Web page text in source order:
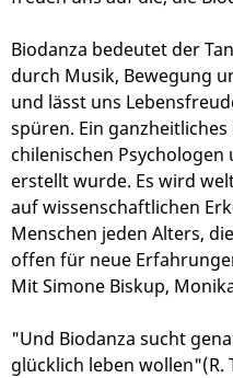
Biodanza bedeutet der
durch Musik, Bewegung
und lässt uns
spüren. Ein
chilenischen
erstellt wurde. Es wird
auf wissenschaftlichen
Menschen jeden Alters,
offen für neue
Mit Simone Biskup,
"Und Biodanza sucht
glücklich leben wollen"(R.